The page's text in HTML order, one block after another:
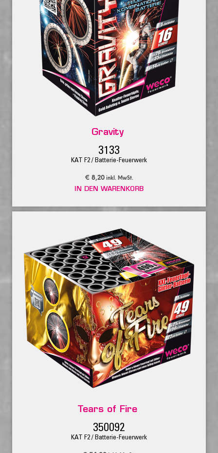
Gravity
3133
KAT F2 / Batterie-Feuerwerk
€ 8,20 inkl. MwSt.
IN DEN WARENKORB
Tears of Fire
350092
KAT F2 / Batterie-Feuerwerk